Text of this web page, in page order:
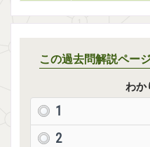
この過去問解説ペー
わか
1
2